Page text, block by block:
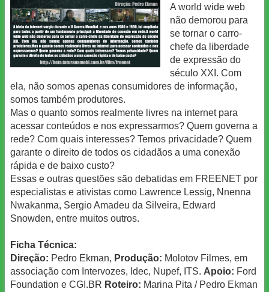
A world wide web
não demorou para
se tornar o carro-
chefe da liberdade
de expressão do
século XXI. Com
ela, não somos apenas consumidores de informação,
somos também produtores.
Mas o quanto somos realmente livres na internet para
acessar conteúdos e nos expressarmos? Quem governa a
rede? Com quais interesses? Temos privacidade? Quem
garante o direito de todos os cidadãos a uma conexão
rápida e de baixo custo?
Essas e outras questões são debatidas em FREENET por
especialistas e ativistas como Lawrence Lessig, Nnenna
Nwakanma, Sergio Amadeu da Silveira, Edward
Snowden, entre muitos outros.
Ficha Técnica:
Direção: Pedro Ekman, Produção: Molotov Filmes, em
associação com Intervozes, Idec, Nupef, ITS. Apoio: Ford
Foundation e CGI.BR Roteiro: Marina Pita / Pedro Ekman